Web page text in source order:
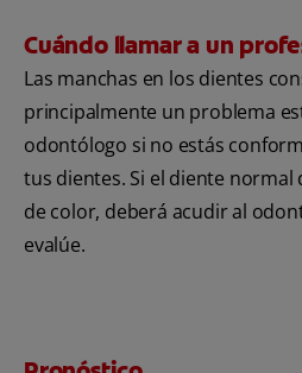
Cuándo llamar a un
Las manchas en los dientes
principalmente un problema
odontólogo si no estás
tus dientes. Si el diente normal
de color, deberá acudir al
evalúe.